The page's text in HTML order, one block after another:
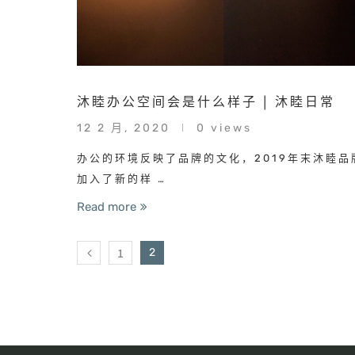
沐睦办公空间会是什么样子 | 沐睦日常
12 2 月, 2020 0 views
办公的环境反映了品牌的文化，2019年末沐睦品
加入了新的样 …
Read more
1 2